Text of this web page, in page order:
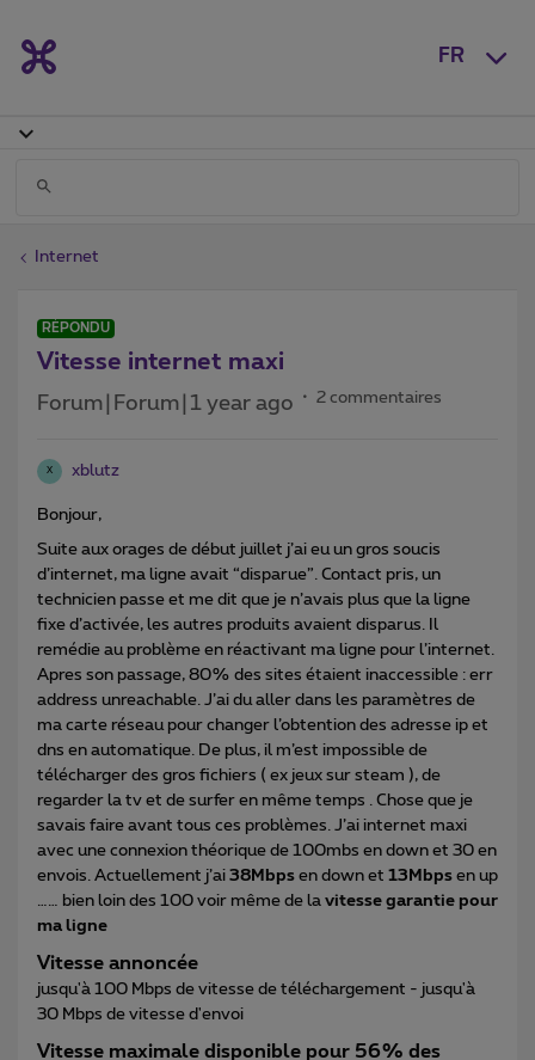
FR
Internet
RÉPONDU
Vitesse internet maxi
Forum|Forum|1 year ago 2 commentaires
X xblutz
Bonjour,
Suite aux orages de début juillet j’ai eu un gros soucis
d’internet, ma ligne avait “disparue”. Contact pris, un
technicien passe et me dit que je n’avais plus que la ligne
fixe d’activée, les autres produits avaient disparus. Il
remédie au problème en réactivant ma ligne pour l’internet.
Apres son passage, 80% des sites étaient inaccessible : err
address unreachable. J’ai du aller dans les paramètres de
ma carte réseau pour changer l’obtention des adresse ip et
dns en automatique. De plus, il m’est impossible de
télécharger des gros fichiers ( ex jeux sur steam ), de
regarder la tv et de surfer en même temps . Chose que je
savais faire avant tous ces problèmes. J’ai internet maxi
avec une connexion théorique de 100mbs en down et 30 en
envois. Actuellement j’ai 38Mbps en down et 13Mbps en up
…… bien loin des 100 voir même de la vitesse garantie pour
ma ligne
Vitesse annoncée
jusqu'à 100 Mbps de vitesse de téléchargement - jusqu'à
30 Mbps de vitesse d'envoi
Vitesse maximale disponible pour 56% des